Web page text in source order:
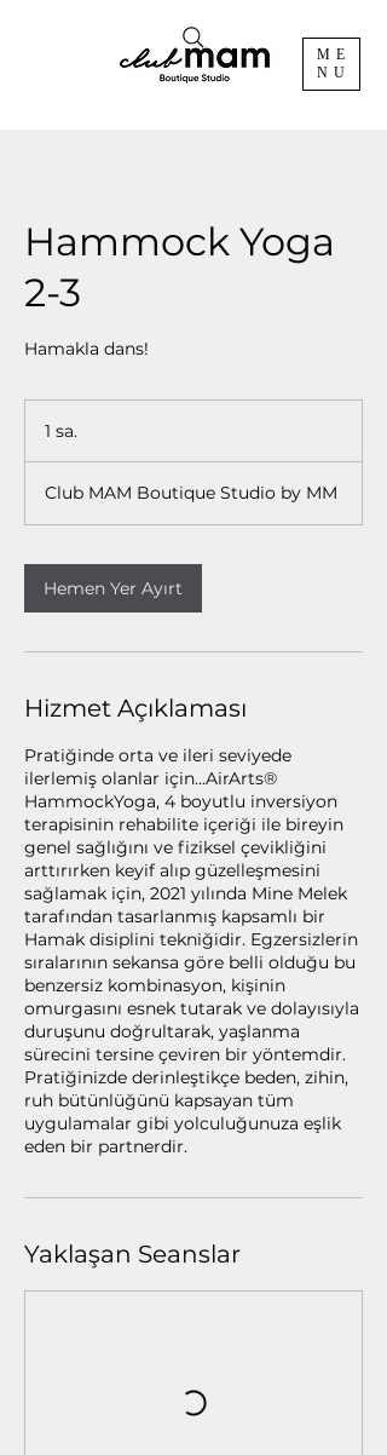
ME
NU
Hammock Yoga
2-3
Hamakla dans!
1 sa.
Club MAM Boutique Studio by MM
Hemen Yer Ayırt
Hizmet Açıklaması
Pratiğinde orta ve ileri seviyede
ilerlemiş olanlar için...AirArts®
HammockYoga, 4 boyutlu inversiyon
terapisinin rehabilite içeriği ile bireyin
genel sağlığını ve fiziksel çevikliğini
arttırırken keyif alıp güzelleşmesini
sağlamak için, 2021 yılında Mine Melek
tarafından tasarlanmış kapsamlı bir
Hamak disiplini tekniğidir. Egzersizlerin
sıralarının sekansa göre belli olduğu bu
benzersiz kombinasyon, kişinin
omurgasını esnek tutarak ve dolayısıyla
duruşunu doğrultarak, yaşlanma
sürecini tersine çeviren bir yöntemdir.
Pratiğinizde derinleştikçe beden, zihin,
ruh bütünlüğünü kapsayan tüm
uygulamalar gibi yolculuğunuza eşlik
eden bir partnerdir.
Yaklaşan Seanslar